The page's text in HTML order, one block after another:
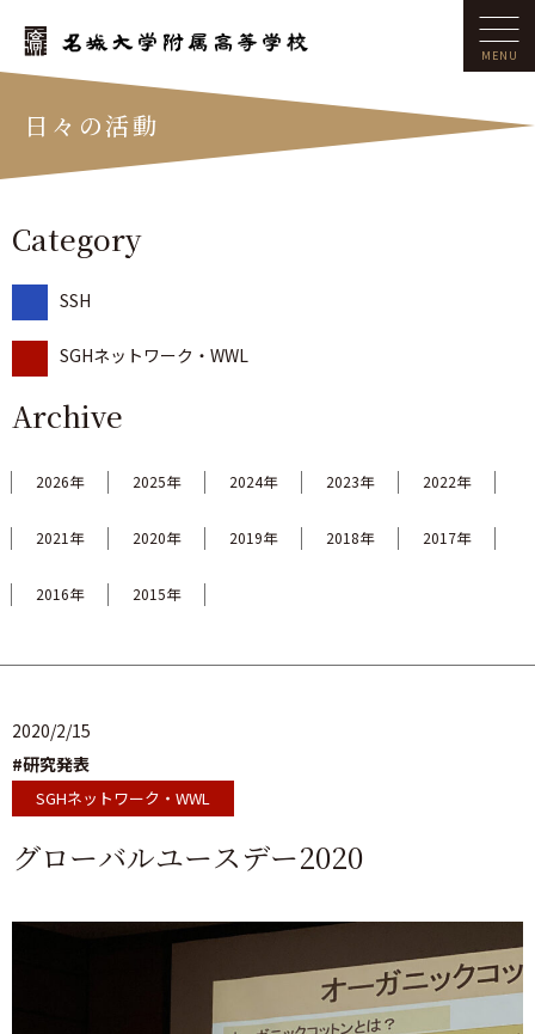
日々の活動
Category
SSH
SGHネットワーク・WWL
Archive
2026年 2025年 2024年 2023年 2022年
2021年 2020年 2019年 2018年 2017年
2016年 2015年
グローバルユースデー2020
SGHネットワーク・WWL
2020/2/15
#研究発表